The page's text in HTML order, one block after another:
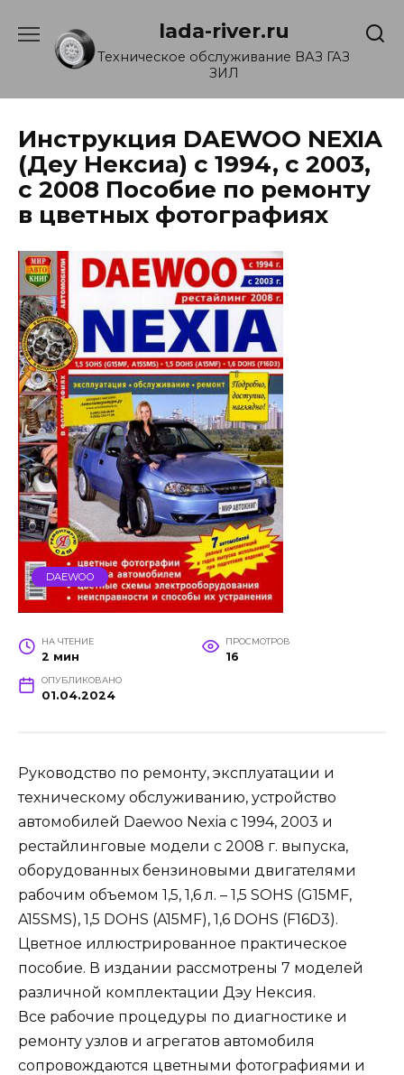
содержанию
lada-river.ru
Техническое обслуживание ВАЗ ГАЗ
ЗИЛ
Инструкция DAEWOO NEXIA
(Деу Нексиа) с 1994, с 2003,
с 2008 Пособие по ремонту
в цветных фотографиях
DAEWOO
НА ЧТЕНИЕ
2 мин
ПРОСМОТРОВ
16
ОПУБЛИКОВАНО
01.04.2024
Руководство по ремонту, эксплуатации и
техническому обслуживанию, устройство
автомобилей Daewoo Nexia с 1994, 2003 и
рестайлинговые модели с 2008 г. выпуска,
оборудованных бензиновыми двигателями
рабочим объемом 1,5, 1,6 л. – 1,5 SOHS (G15MF,
A15SMS), 1,5 DOHS (A15MF), 1,6 DOHS (F16D3).
Цветное иллюстрированное практическое
пособие. В издании рассмотрены 7 моделей
различной комплектации Дэу Нексия.
Все рабочие процедуры по диагностике и
ремонту узлов и агрегатов автомобиля
сопровождаются цветными фотографиями и